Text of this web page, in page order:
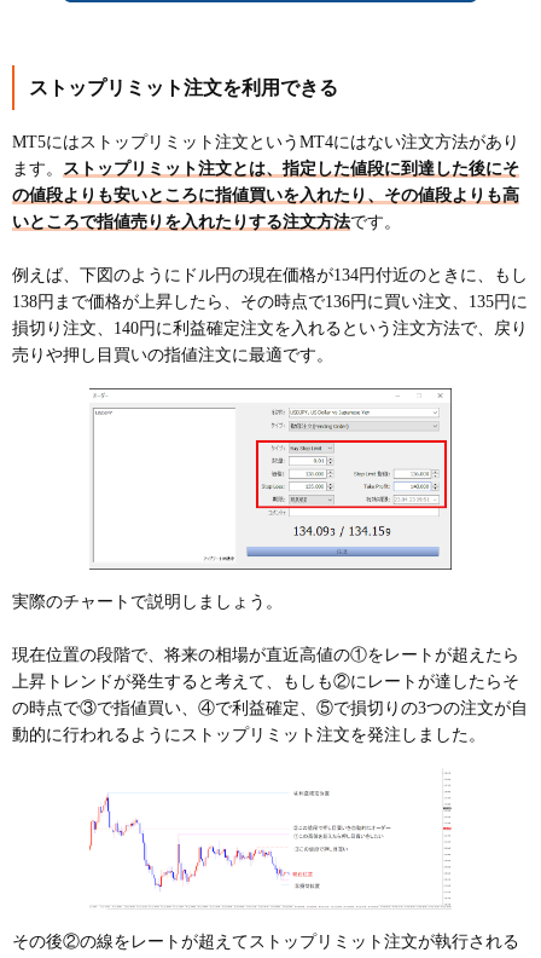
ストップリミット注文を利用できる
MT5にはストップリミット注文というMT4にはない注文方法があり
ます。
ストップリミット注文とは、指定した値段に到達した後にそ
の値段よりも安いところに指値買いを入れたり、その値段よりも高
いところで指値売りを入れたりする注文方法です。
例えば、下図のようにドル円の現在価格が134円付近のときに、もし
138円まで価格が上昇したら、その時点で136円に買い注文、135円に
損切り注文、140円に利益確定注文を入れるという注文方法で、戻り
売りや押し目買いの指値注文に最適です。
実際のチャートで説明しましょう。
現在位置の段階で、将来の相場が直近高値の①をレートが超えたら
上昇トレンドが発生すると考えて、もしも②にレートが達したらそ
の時点で③で指値買い、④で利益確定、⑤で損切りの3つの注文が自
動的に行われるようにストップリミット注文を発注しました。
その後②の線をレートが超えてストップリミット注文が執行される